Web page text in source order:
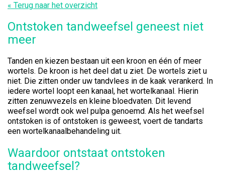
« Terug naar het overzicht
Ontstoken tandweefsel geneest niet
meer
Tanden en kiezen bestaan uit een kroon en één of meer
wortels. De kroon is het deel dat u ziet. De wortels ziet u
niet. Die zitten onder uw tandvlees in de kaak verankerd. In
iedere wortel loopt een kanaal, het wortelkanaal. Hierin
zitten zenuwvezels en kleine bloedvaten. Dit levend
weefsel wordt ook wel pulpa genoemd. Als het weefsel
ontstoken is of ontstoken is geweest, voert de tandarts
een wortelkanaalbehandeling uit.
Waardoor ontstaat ontstoken
tandweefsel?